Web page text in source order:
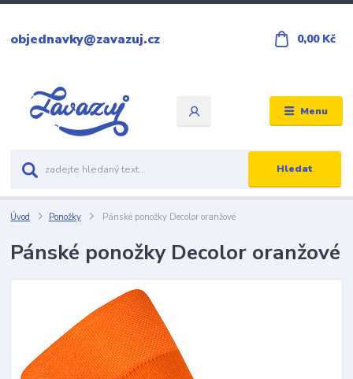
Menu
Hledat
objednavky@zavazuj.cz 0,00 Kč
Úvod Ponožky Pánské ponožky Decolor oranžové
Pánské ponožky Decolor oranžové